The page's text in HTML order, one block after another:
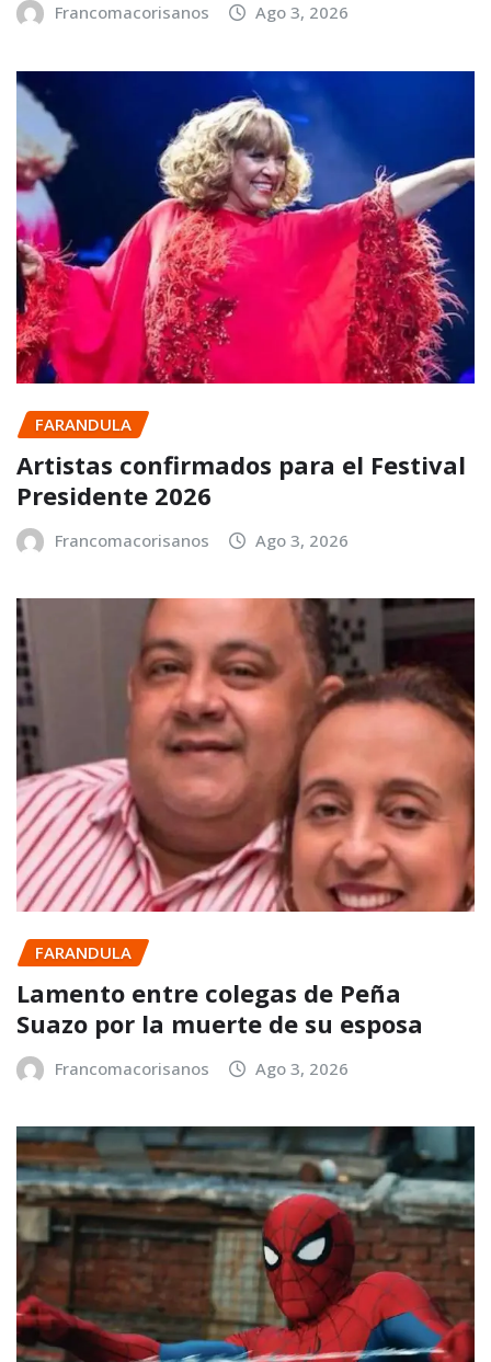
Francomacorisanos Ago 3, 2026
FARANDULA
Artistas confirmados para el Festival
Presidente 2026
Francomacorisanos Ago 3, 2026
FARANDULA
Lamento entre colegas de Peña
Suazo por la muerte de su esposa
Francomacorisanos Ago 3, 2026